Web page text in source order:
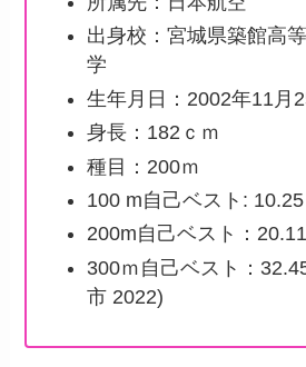
出身校：宮城県築館高
学
生年月日：2002年11月
身長：182ｃｍ
種目：200ｍ
100 m自己ベスト:
200m自己ベスト：
300ｍ自己ベスト：
市 2022)